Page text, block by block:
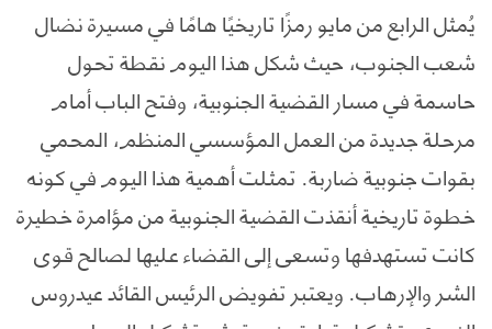
يُمثل الرابع من مايو رمزًا تاريخيًا هامًا في مسيرة نضال
شعب الجنوب، حيث شكل هذا اليوم نقطة تحول
حاسمة في مسار القضية الجنوبية، وفتح الباب أمام
مرحلة جديدة من العمل المؤسسي المنظم، المحمي
بقوات جنوبية ضاربة. تمثلت أهمية هذا اليوم في كونه
خطوة تاريخية أنقذت القضية الجنوبية من مؤامرة خطيرة
كانت تستهدفها وتسعى إلى القضاء عليها لصالح قوى
الشر والإرهاب. ويعتبر تفويض الرئيس القائد عيدروس